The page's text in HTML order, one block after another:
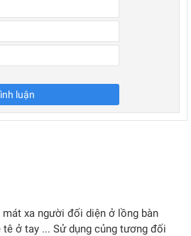
luận
mát xa người đối diện ở lồng bàn
tê ở tay ... Sử dụng củng tương đối